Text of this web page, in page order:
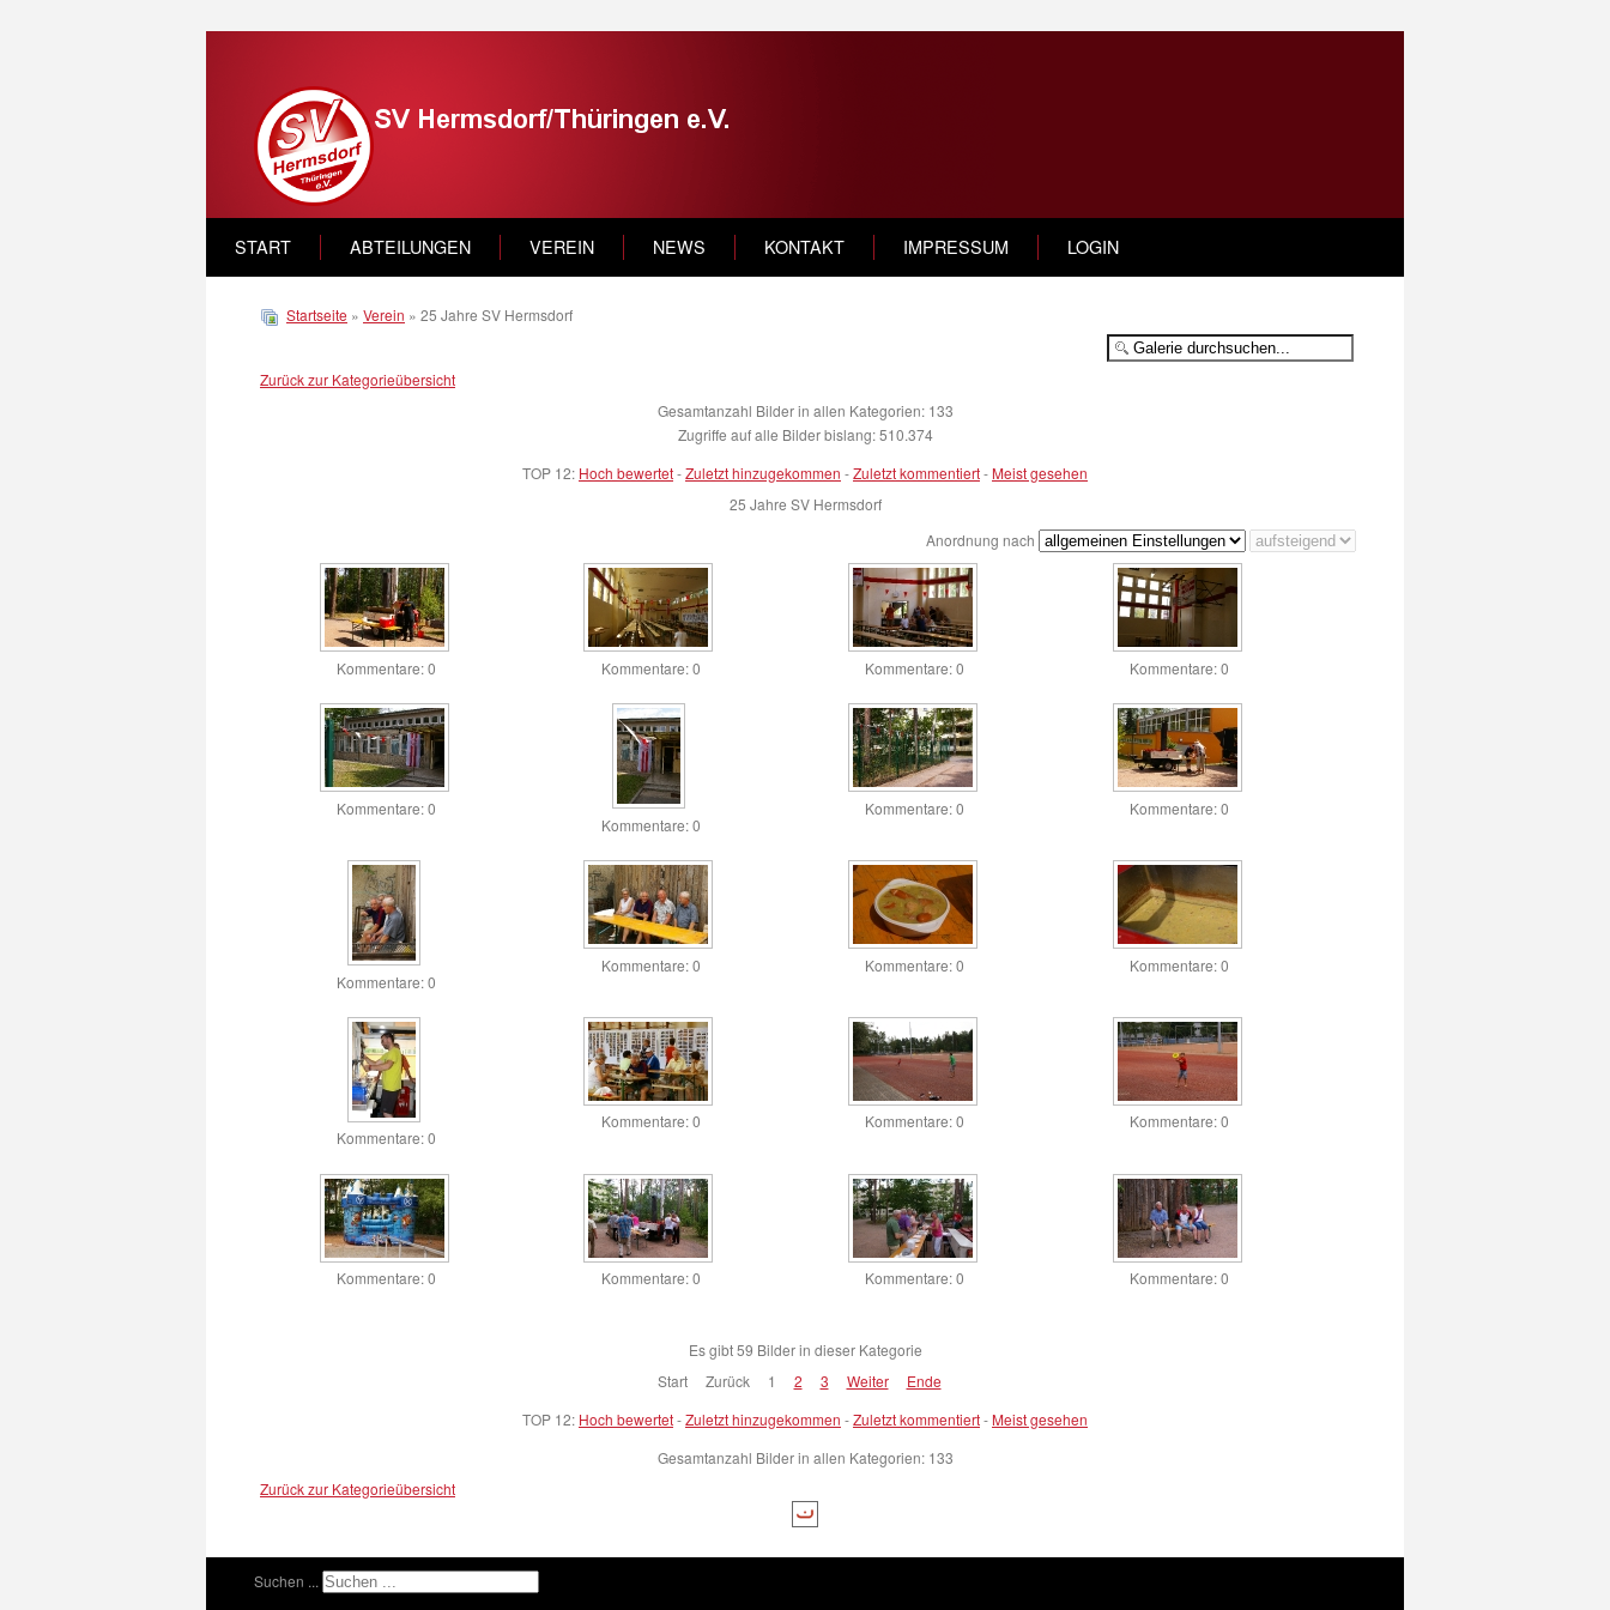
START ABTEILUNGEN VEREIN NEWS KONTAKT IMPRESSUM LOGIN
Startseite » Verein » 25 Jahre SV Hermsdorf
Zurück zur Kategorieübersicht
Gesamtanzahl Bilder in allen Kategorien: 133
Zugriffe auf alle Bilder bislang: 510.374
TOP 12: Hoch bewertet-Zuletzt hinzugekommen -Zuletzt kommentiert-Meist gesehen
25 Jahre SV Hermsdorf
Anordnung nach
Kommentare: 0 Kommentare: 0 Kommentare: 0 Kommentare: 0
Kommentare: 0
Kommentare: 0
Kommentare: 0 Kommentare: 0
Kommentare: 0
Kommentare: 0 Kommentare: 0 Kommentare: 0
Kommentare: 0
Kommentare: 0 Kommentare: 0 Kommentare: 0
Kommentare: 0 Kommentare: 0 Kommentare: 0 Kommentare: 0
Es gibt 59 Bilder in dieser Kategorie
Start
Zurück 1 2 3 Weiter
Ende
TOP 12: Hoch bewertet-Zuletzt hinzugekommen -Zuletzt kommentiert-Meist gesehen
Gesamtanzahl Bilder in allen Kategorien: 133
Zurück zur Kategorieübersicht
Suchen ...